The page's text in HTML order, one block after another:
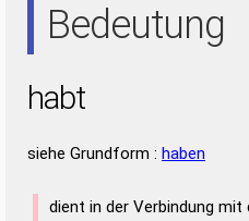
Bedeutung
habt
siehe Grundform : haben
dient in der Verbindung mit